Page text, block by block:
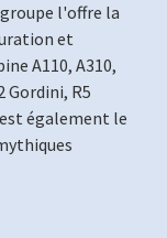
l'offre la
et
A110, A310,
Gordini, R5
également le